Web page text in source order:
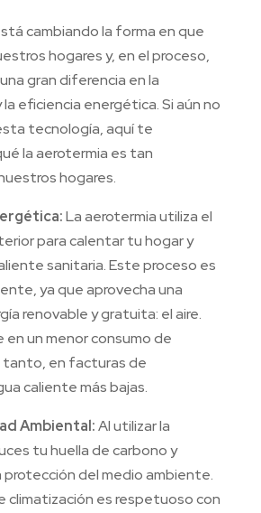
cambiando la forma en que
hogares y, en el proceso,
gran diferencia en la
eficiencia energética. Si aún no
tecnología, aquí te
la aerotermia es tan
hogares.
La aerotermia utiliza el
para calentar tu hogar y
sanitaria. Este proceso es
ya que aprovecha una
renovable y gratuita: el aire.
un menor consumo de
tanto, en facturas de
caliente más bajas.
Ambiental:Al utilizar la
tu huella de carbono y
protección del medio ambiente.
climatización es respetuoso con